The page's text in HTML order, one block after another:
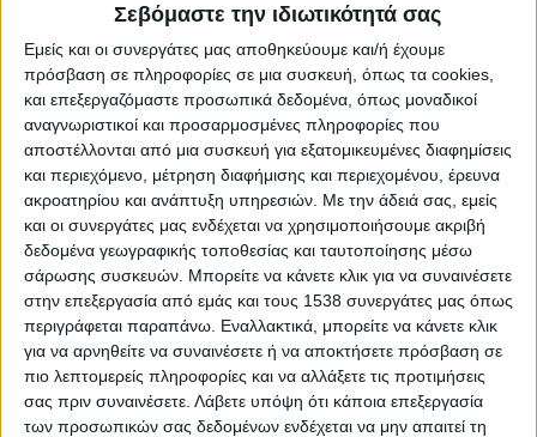
Σεβόμαστε την ιδιωτικότητά σας
Εμείς και οι συνεργάτες μας αποθηκεύουμε και/ή έχουμε
πρόσβαση σε πληροφορίες σε μια συσκευή, όπως τα cookies,
και επεξεργαζόμαστε προσωπικά δεδομένα, όπως μοναδικοί
αναγνωριστικοί και προσαρμοσμένες πληροφορίες που
αποστέλλονται από μια συσκευή για εξατομικευμένες διαφημίσεις
και περιεχόμενο, μέτρηση διαφήμισης και περιεχομένου, έρευνα
ακροατηρίου και ανάπτυξη υπηρεσιών. Με την άδειά σας, εμείς
και οι συνεργάτες μας ενδέχεται να χρησιμοποιήσουμε ακριβή
δεδομένα γεωγραφικής τοποθεσίας και ταυτοποίησης μέσω
σάρωσης συσκευών. Μπορείτε να κάνετε κλικ για να συναινέσετε
στην επεξεργασία από εμάς και τους 1538 συνεργάτες μας όπως
περιγράφεται παραπάνω. Εναλλακτικά, μπορείτε να κάνετε κλικ
για να αρνηθείτε να συναινέσετε ή να αποκτήσετε πρόσβαση σε
πιο λεπτομερείς πληροφορίες και να αλλάξετε τις προτιμήσεις
σας πριν συναινέσετε. Λάβετε υπόψη ότι κάποια επεξεργασία
των προσωπικών σας δεδομένων ενδέχεται να μην απαιτεί τη
Thessaloniki #JobFestival 2018
Athens #JobFestival 2017
Τhessaloniki #JobFestival 2017
Athens #JobFestival 2016
Athens #JobFestival 2015
Thessaloniki #JobFestival 2014
Στατιστικά
Στατιστικά Athens & Thessaloniki
#JobFestivals 2022
Στατιστικά Thessaloniki
#JobFestival 2019 Reborn
Στατιστικά Athens #JobFestival